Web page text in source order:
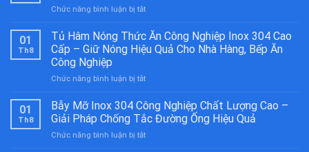
Chức năng bình luận bị tắtở
Á
2
Họng
Bánh
Inox
304
Cao
Cấp
01
Th8
Tủ Hâm Nóng Thức Ăn Công Nghiệp Inox 304 Cao
Cấp – Giữ Nóng Hiệu Quả Cho Nhà Hàng, Bếp Ăn
Công Nghiệp
Chức năng bình luận bị tắtở
Hâm
Nóng
Thức
Ăn
01
Th8
Bẫy Mỡ Inox 304 Công Nghiệp Chất Lượng Cao –
Giải Pháp Chống Tắc Đường Ống Hiệu Quả
Chức năng bình luận bị tắtở